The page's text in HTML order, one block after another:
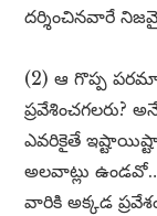
దర్శించినవారే
(2) ఆ గొప్ప
ప్రవేశించగలరు?
ఎవరికైతే
అలవాట్లు
వారికి అక్కడ